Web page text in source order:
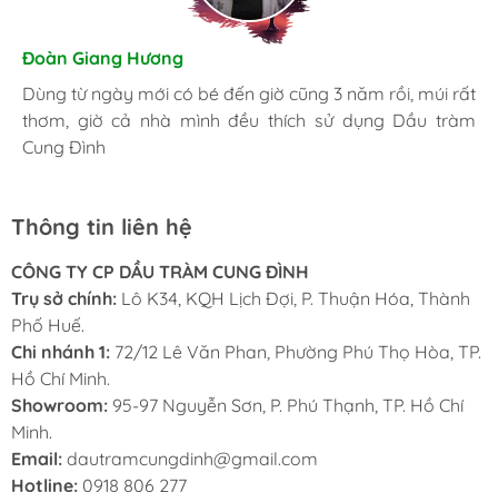
Hương Suri
Đã mua nhiều lần, giờ trong nhà lúc nào cũng phải có
chai Dầu tràm Cung Đình, bị cái gì cũng có thể sử dụng
được.
Đoàn Giang Hương
Dùng từ ngày mới có bé đến giờ cũng 3 năm rồi, múi rất
thơm, giờ cả nhà mình đều thích sử dụng Dầu tràm
Cung Đình
Nhã An
Là một người khá kỹ tính, tôi luôn luôn lựa chọn những
sản phẩm tốt nhất. Và đây là nơi tôi đặt trọng niềm tin.
Thông tin liên hệ
CÔNG TY CP DẦU TRÀM CUNG ĐÌNH
Trụ sở chính: Lô K34, KQH Lịch Đợi, P. Thuận Hóa, Thành
Phố Huế.
Chi nhánh 1: 72/12 Lê Văn Phan, Phường Phú Thọ Hòa, TP.
Hồ Chí Minh.
Showroom: 95-97 Nguyễn Sơn, P. Phú Thạnh, TP. Hồ Chí
Minh.
Email: dautramcungdinh@gmail.com
Hotline: 0918 806 277